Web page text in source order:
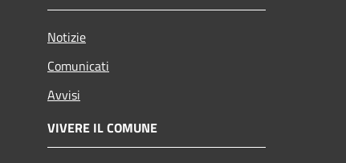
Notizie
Comunicati
Avvisi
VIVERE IL COMUNE